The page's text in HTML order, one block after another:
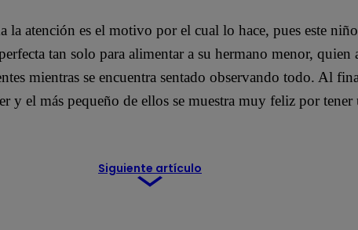
la atención es el motivo por el cual lo hace, pues este
tan solo para alimentar a su hermano menor, quien
mientras se encuentra sentado observando todo. Al
y el más pequeño de ellos se muestra muy feliz por
Siguiente artículo